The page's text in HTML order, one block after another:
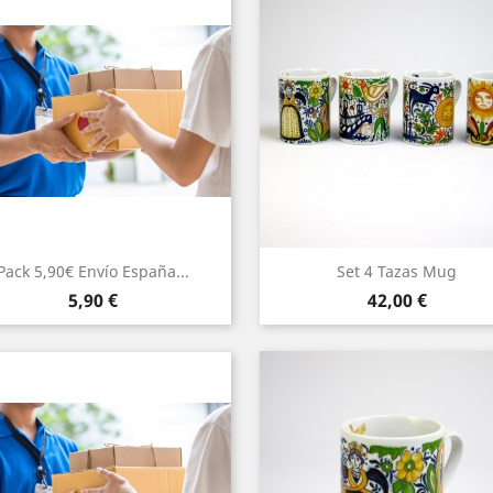
5,90€ Envío España...
Precio
5,90 €
Set 4 Tazas Mug
Precio
42,00 €